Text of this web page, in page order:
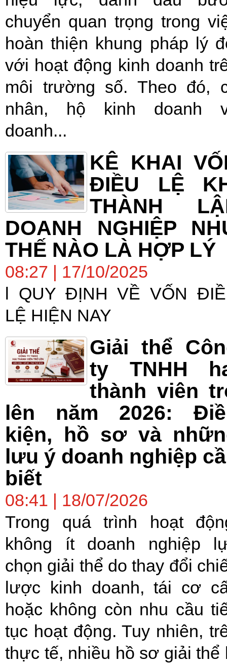
chuyển quan trọng trong
hoàn thiện khung pháp lý
với hoạt động kinh doanh
môi trường số. Theo đó,
nhân, hộ kinh doanh
doanh...
KÊ KHAI
ĐIỀU LỆ
THÀNH
DOANH NGHIỆP
THẾ NÀO LÀ HỢP LÝ
08:27 | 17/10/2025
l QUY ĐỊNH VỀ VỐN
LỆ HIỆN NAY
Giải thể
ty TNHH
thành viên
lên năm 2026:
kiện, hồ sơ và
lưu ý doanh nghiệp
biết
08:41 | 18/07/2026
Trong quá trình hoạt
không ít doanh nghiệp
chọn giải thể do thay đổi
lược kinh doanh, tái cơ
hoặc không còn nhu cầu
tục hoạt động. Tuy nhiên,
thực tế, nhiều hồ sơ giải thể